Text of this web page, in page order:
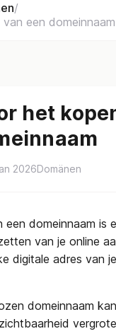
/
een domeinnaam
het
2026Domänen
domeinnaam is
van je online
digitale adres van
domeinnaam